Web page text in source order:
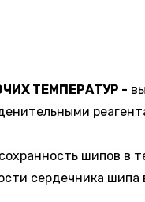
ТЕМПЕРАТУР -
шипов в
сердечника шипа